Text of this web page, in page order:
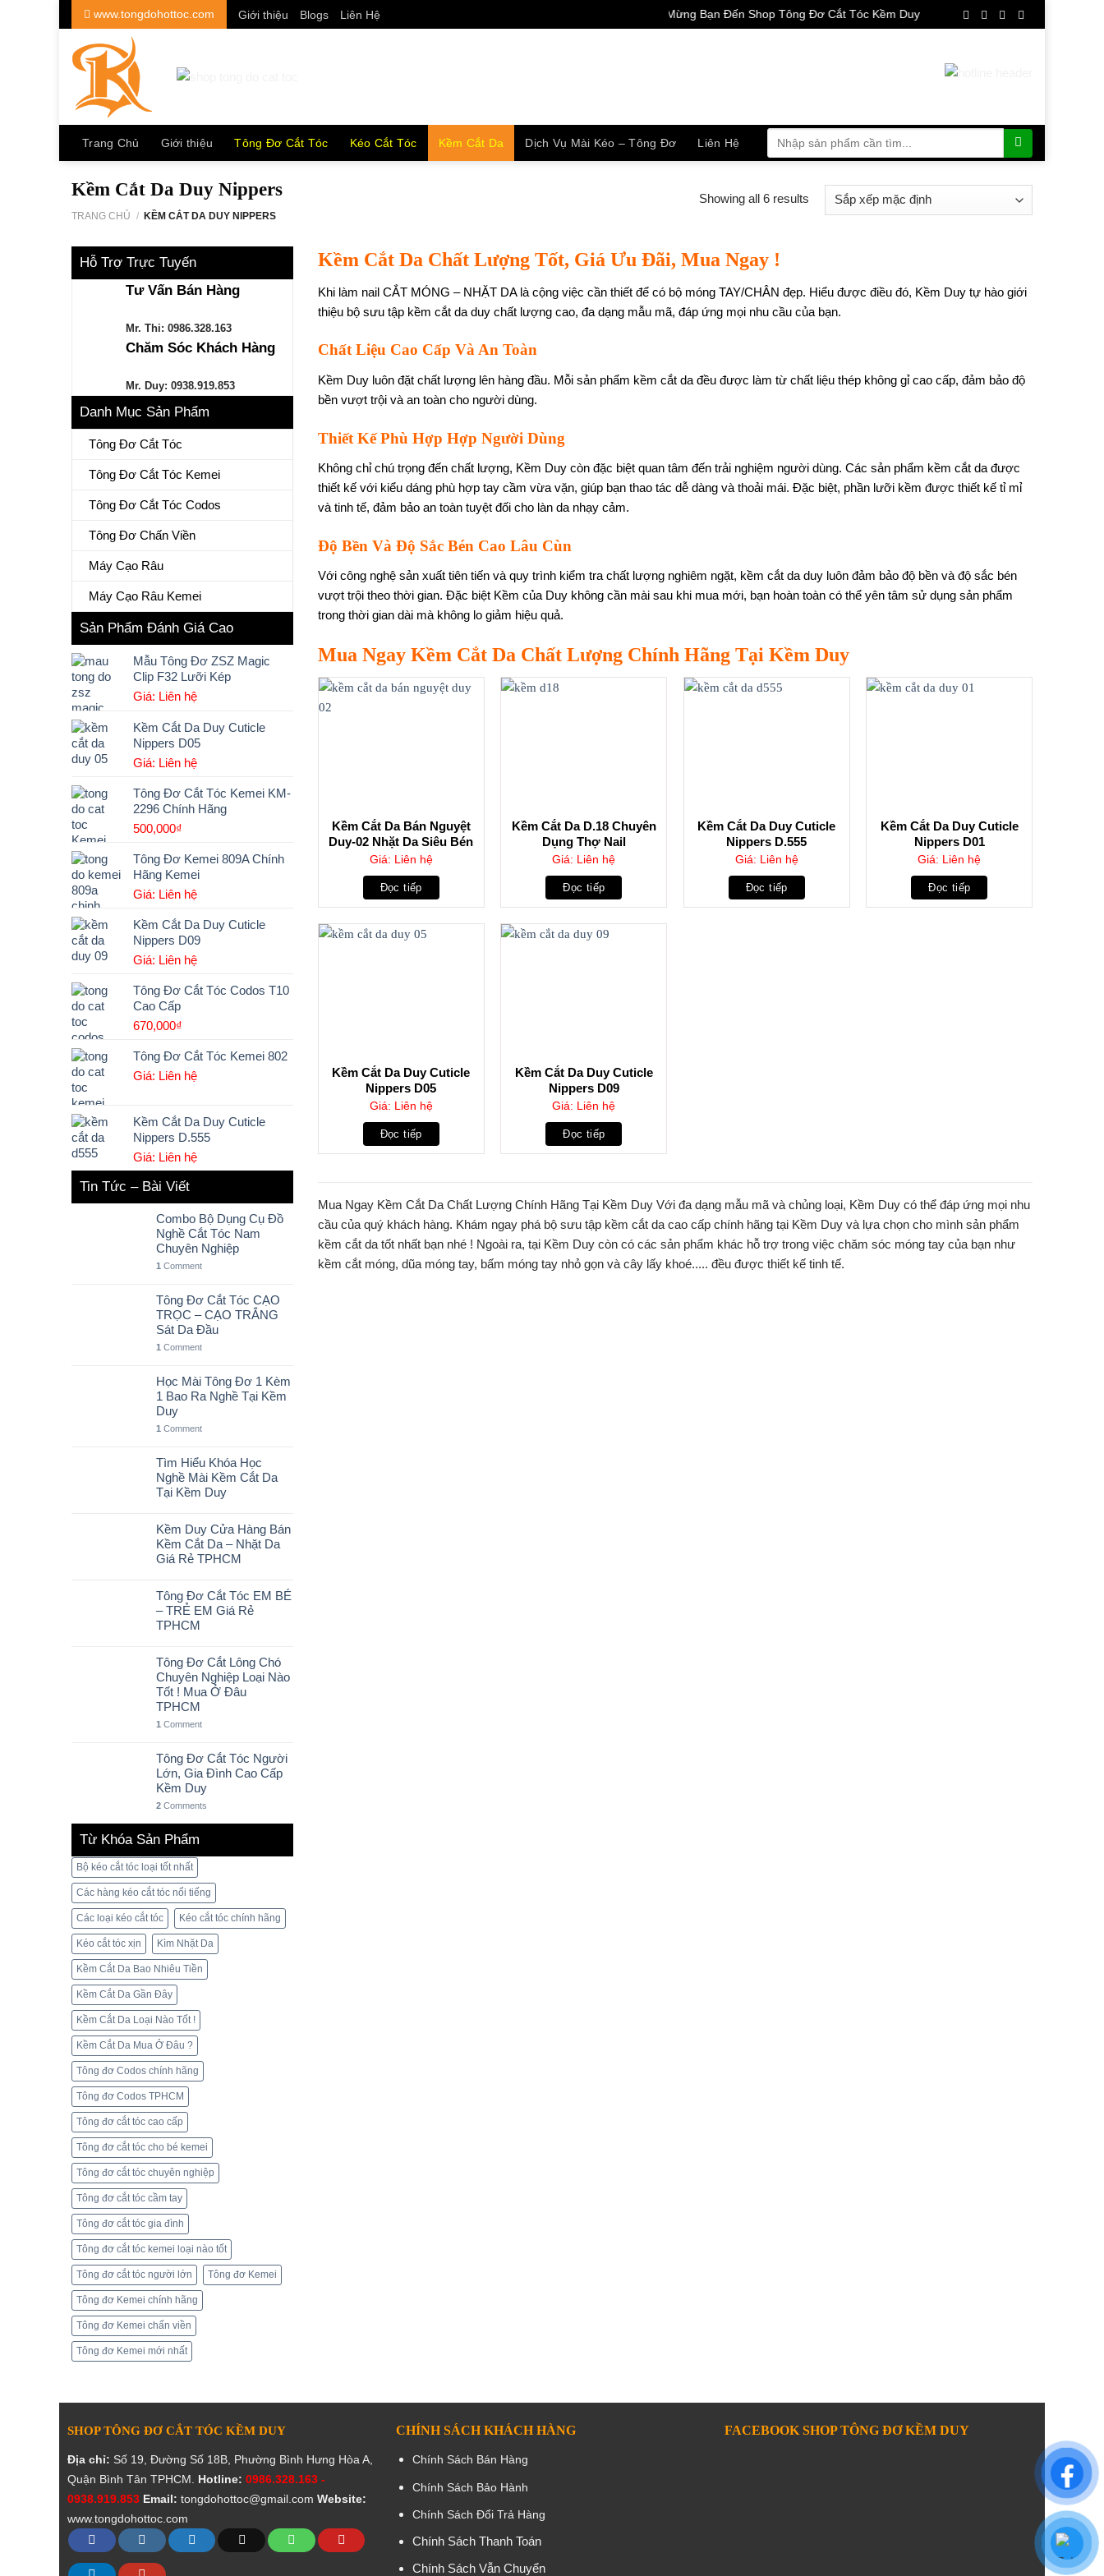
to
content
www.tongdohottoc.com Giới thiệu Blogs Liên Hệ Chào Mừng Bạn Đến Shop Tông Đơ Cắt Tóc Kềm Duy
Trang Chủ Giới thiệu Tông Đơ Cắt Tóc Kéo Cắt Tóc Kềm Cắt Da Dịch Vụ Mài Kéo – Tông Đơ Liên Hệ
kiếm:
Kềm Cắt Da Duy Nippers
TRANG CHỦ / KỀM CẮT DA DUY NIPPERS
Showing all 6 results
Hỗ Trợ Trực Tuyến
Tư Vấn Bán Hàng
Mr. Thi: 0986.328.163
Chăm Sóc Khách Hàng
Mr. Duy: 0938.919.853
Danh Mục Sản Phẩm
Tông Đơ Cắt Tóc
Tông Đơ Cắt Tóc Kemei
Tông Đơ Cắt Tóc Codos
Tông Đơ Chấn Viền
Máy Cạo Râu
Máy Cạo Râu Kemei
Sản Phẩm Đánh Giá Cao
Mẫu Tông Đơ ZSZ Magic
Clip F32 Lưỡi Kép
Giá: Liên hệ
Kềm Cắt Da Duy Cuticle
Nippers D05
Giá: Liên hệ
Tông Đơ Cắt Tóc Kemei KM-
2296 Chính Hãng
500,000₫
Tông Đơ Kemei 809A Chính
Hãng Kemei
Giá: Liên hệ
Kềm Cắt Da Duy Cuticle
Nippers D09
Giá: Liên hệ
Tông Đơ Cắt Tóc Codos T10
Cao Cấp
670,000₫
Tông Đơ Cắt Tóc Kemei 802
Giá: Liên hệ
Kềm Cắt Da Duy Cuticle
Nippers D.555
Giá: Liên hệ
Tin Tức – Bài Viết
Combo Bộ Dụng Cụ Đồ
Nghề Cắt Tóc Nam
Chuyên Nghiệp
1 Comment
Tông Đơ Cắt Tóc CẠO
TRỌC – CẠO TRẮNG
Sát Da Đầu
1 Comment
Học Mài Tông Đơ 1 Kèm
1 Bao Ra Nghề Tại Kềm
Duy
1 Comment
Tìm Hiểu Khóa Học
Nghề Mài Kềm Cắt Da
Tại Kềm Duy
Kềm Duy Cửa Hàng Bán
Kềm Cắt Da – Nhặt Da
Giá Rẻ TPHCM
Tông Đơ Cắt Tóc EM BÉ
– TRẺ EM Giá Rẻ
TPHCM
Tông Đơ Cắt Lông Chó
Chuyên Nghiệp Loại Nào
Tốt ! Mua Ở Đâu
TPHCM
1 Comment
Tông Đơ Cắt Tóc Người
Lớn, Gia Đình Cao Cấp
Kềm Duy
2 Comments
Từ Khóa Sản Phẩm
Bộ kéo cắt tóc loại tốt nhất
Các hàng kéo cắt tóc nổi tiếng
Các loại kéo cắt tóc Kéo cắt tóc chính hãng
Kéo cắt tóc xịn Kìm Nhặt Da
Kềm Cắt Da Bao Nhiêu Tiền
Kềm Cắt Da Gần Đây
Kềm Cắt Da Loại Nào Tốt !
Kềm Cắt Da Mua Ở Đâu ?
Tông đơ Codos chính hãng
Tông đơ Codos TPHCM
Tông đơ cắt tóc cao cấp
Tông đơ cắt tóc cho bé kemei
Tông đơ cắt tóc chuyên nghiệp
Tông đơ cắt tóc cầm tay
Tông đơ cắt tóc gia đình
Tông đơ cắt tóc kemei loại nào tốt
Tông đơ cắt tóc người lớn Tông đơ Kemei
Tông đơ Kemei chính hãng
Tông đơ Kemei chấn viền
Tông đơ Kemei mới nhất
Kềm Cắt Da Chất Lượng Tốt, Giá Ưu Đãi, Mua Ngay !
Khi làm nail CẮT MÓNG – NHẶT DA là cộng việc cần thiết để có bộ móng TAY/CHÂN đẹp. Hiểu được điều đó, Kềm Duy tự hào giới
thiệu bộ sưu tập kềm cắt da duy chất lượng cao, đa dạng mẫu mã, đáp ứng mọi nhu cầu của bạn.
Chất Liệu Cao Cấp Và An Toàn
Kềm Duy luôn đặt chất lượng lên hàng đầu. Mỗi sản phẩm kềm cắt da đều được làm từ chất liệu thép không gỉ cao cấp, đảm bảo độ
bền vượt trội và an toàn cho người dùng.
Thiết Kế Phù Hợp Hợp Người Dùng
Không chỉ chú trọng đến chất lượng, Kềm Duy còn đặc biệt quan tâm đến trải nghiệm người dùng. Các sản phẩm kềm cắt da được
thiết kế với kiểu dáng phù hợp tay cầm vừa vặn, giúp bạn thao tác dễ dàng và thoải mái. Đặc biệt, phần lưỡi kềm được thiết kế tỉ mỉ
và tinh tế, đảm bảo an toàn tuyệt đối cho làn da nhạy cảm.
Độ Bền Và Độ Sắc Bén Cao Lâu Cùn
Với công nghệ sản xuất tiên tiến và quy trình kiểm tra chất lượng nghiêm ngặt, kềm cắt da duy luôn đảm bảo độ bền và độ sắc bén
vượt trội theo thời gian. Đặc biệt Kềm của Duy không cần mài sau khi mua mới, bạn hoàn toàn có thể yên tâm sử dụng sản phẩm
trong thời gian dài mà không lo giảm hiệu quả.
Mua Ngay Kềm Cắt Da Chất Lượng Chính Hãng Tại Kềm Duy
Kềm Cắt Da Bán Nguyệt
Duy-02 Nhặt Da Siêu Bén
Giá: Liên hệ
Đọc tiếp
Kềm Cắt Da D.18 Chuyên
Dụng Thợ Nail
Giá: Liên hệ
Đọc tiếp
Kềm Cắt Da Duy Cuticle
Nippers D.555
Giá: Liên hệ
Đọc tiếp
Kềm Cắt Da Duy Cuticle
Nippers D01
Giá: Liên hệ
Đọc tiếp
Kềm Cắt Da Duy Cuticle
Nippers D05
Giá: Liên hệ
Đọc tiếp
Kềm Cắt Da Duy Cuticle
Nippers D09
Giá: Liên hệ
Đọc tiếp
Mua Ngay Kềm Cắt Da Chất Lượng Chính Hãng Tại Kềm Duy Với đa dạng mẫu mã và chủng loại, Kềm Duy có thể đáp ứng mọi nhu
cầu của quý khách hàng. Khám ngay phá bộ sưu tập kềm cắt da cao cấp chính hãng tại Kềm Duy và lựa chọn cho mình sản phẩm
kềm cắt da tốt nhất bạn nhé ! Ngoài ra, tại Kềm Duy còn có các sản phẩm khác hỗ trợ trong việc chăm sóc móng tay của bạn như
kềm cắt móng, dũa móng tay, bấm móng tay nhỏ gọn và cây lấy khoé..... đều được thiết kế tinh tế.
SHOP TÔNG ĐƠ CẮT TÓC KỀM DUY
Địa chỉ: Số 19, Đường Số 18B, Phường Bình Hưng Hòa A,
Quận Bình Tân TPHCM. Hotline: 0986.328.163 -
0938.919.853 Email: tongdohottoc@gmail.com Website:
www.tongdohottoc.com
CHÍNH SÁCH KHÁCH HÀNG
Chính Sách Bán Hàng
Chính Sách Bảo Hành
Chính Sách Đổi Trả Hàng
Chính Sách Thanh Toán
Chính Sách Vẫn Chuyển
FACEBOOK SHOP TÔNG ĐƠ KỀM DUY